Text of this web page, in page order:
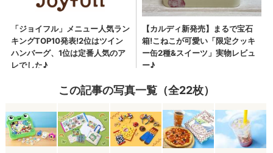
この記事の写真一覧（全22枚）